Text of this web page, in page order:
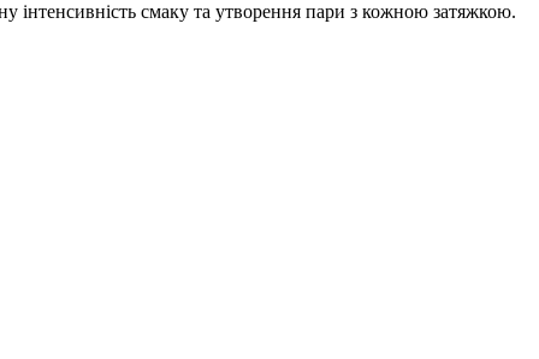
інтенсивність смаку та утворення пари з кожною затяжкою.